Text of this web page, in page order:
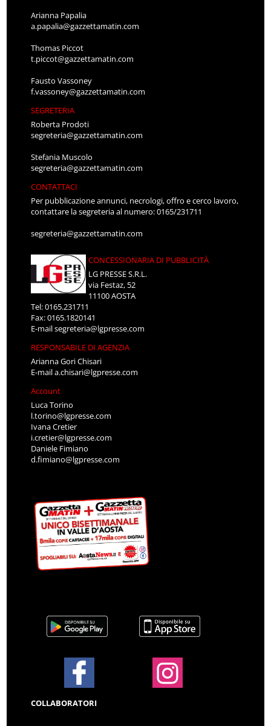
Arianna Papalia
a.papalia@gazzettamatin.com
Thomas Piccot
t.piccot@gazzettamatin.com
Fausto Vassoney
f.vassoney@gazzettamatin.com
SEGRETERIA
Roberta Prodoti
segreteria@gazzettamatin.com
Stefania Muscolo
segreteria@gazzettamatin.com
CONTATTACI
Per pubblicazione annunci, necrologi, offro e cerco lavoro,
contattare la segreteria al numero: 0165/231711
segreteria@gazzettamatin.com
CONCESSIONARIA DI PUBBLICITÀ
LG PRESSE S.R.L.
via Festaz, 52
11100 AOSTA
Tel: 0165.231711
Fax: 0165.1820141
E-mailsegreteria@lgpresse.com
RESPONSABILE DI AGENZIA
Arianna Gori Chisari
E-maila.chisari@lgpresse.com
Account
Luca Torino
l.torino@lgpresse.com
Ivana Cretier
i.cretier@lgpresse.com
Daniele Fimiano
d.fimiano@lgpresse.com
COLLABORATORI